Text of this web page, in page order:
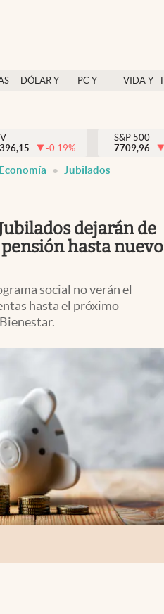
DÓLAR Y
PC Y
VIDA Y
México
-0.19%
S&P 500
7709,96
Jubilados
dejarán de
hasta nuevo
social no verán el
hasta el próximo